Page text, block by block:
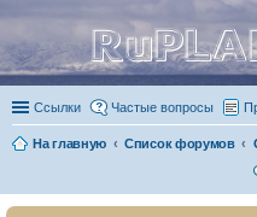
Ссылки Частые вопросы
На главную Список форумов